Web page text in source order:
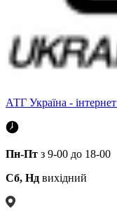
АТГ Україна -
Пн-Пт з 9-00 до 18-00
Сб, Нд вихідний